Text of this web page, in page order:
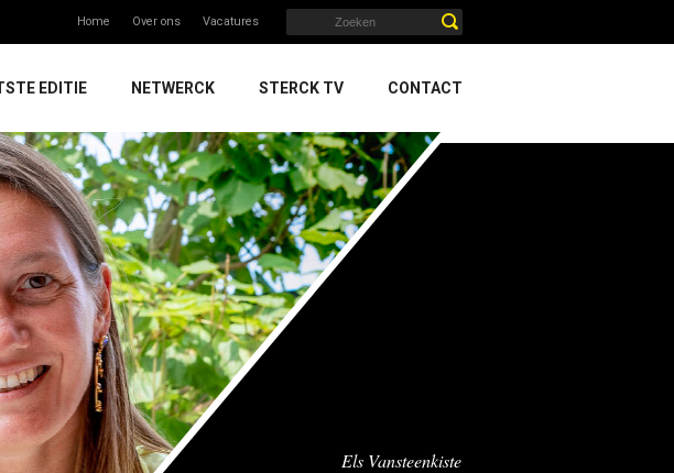
Home Over ons Vacatures
EDITIE NETWERCK STERCK TV CONTACT
Els Vansteenkiste